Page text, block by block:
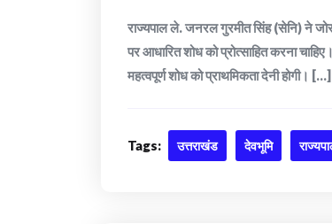
राज्यपाल ले. जनरल गुरमीत सिंह (सेनि) ने जोर
पर आधारित शोध को प्रोत्साहित करना
महत्वपूर्ण शोध को प्राथमिकता देनी होगी। [...]
Tags: उत्तराखंड देवभूमि